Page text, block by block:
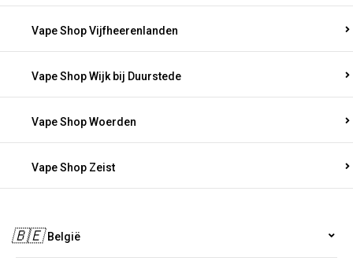
Vape Shop Vijfheerenlanden
Vape Shop Wijk bij Duurstede
Vape Shop Woerden
Vape Shop Zeist
🇧🇪 België